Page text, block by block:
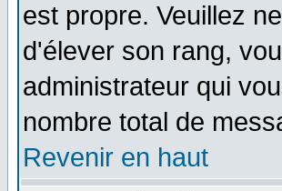
est propre. Veuillez
d'élever son rang,
administrateur qui
nombre total de
Revenir en haut